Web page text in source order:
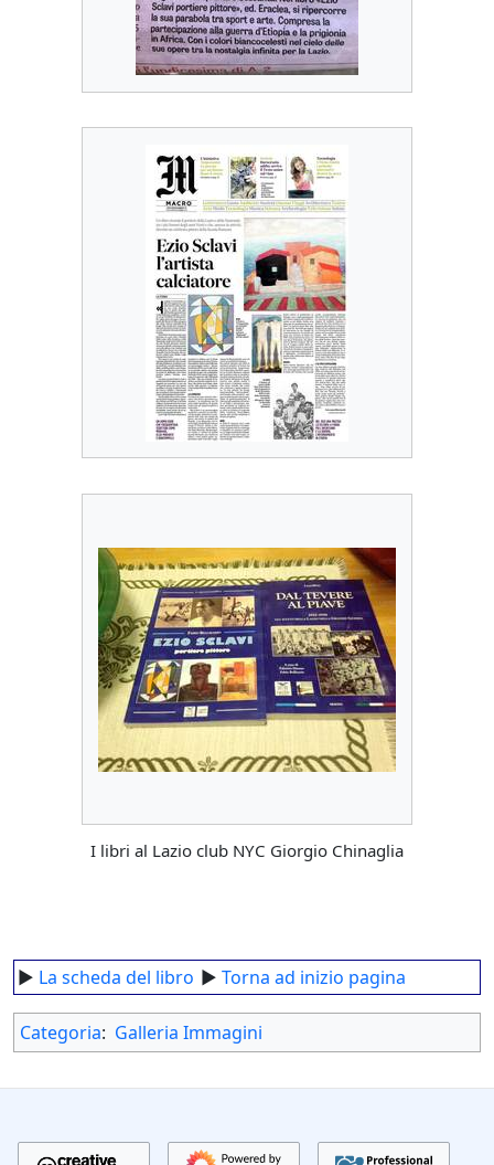
I libri al Lazio club NYC Giorgio Chinaglia
► La scheda del libro ► Torna ad inizio pagina
Categoria: Galleria Immagini